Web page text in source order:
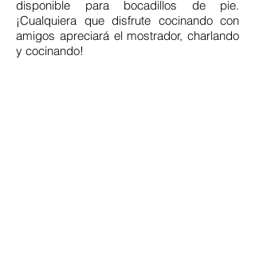
disponible para bocadillos de pie.
¡Cualquiera que disfrute cocinando con
amigos apreciará el mostrador, charlando
y cocinando!